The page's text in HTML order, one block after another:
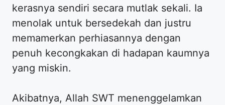
kerasnya sendiri secara mutlak sekali. Ia
menolak untuk bersedekah dan justru
memamerkan perhiasannya dengan
penuh kecongkakan di hadapan kaumnya
yang miskin.
Akibatnya, Allah SWT menenggelamkan